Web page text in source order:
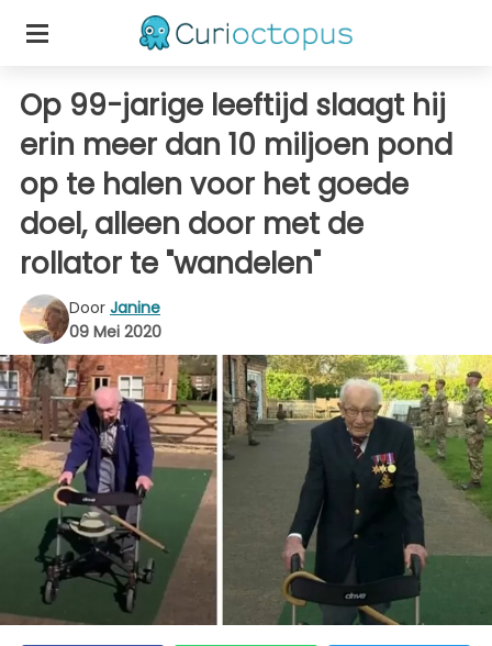
Op 99-jarige leeftijd slaagt hij
erin meer dan 10 miljoen pond
op te halen voor het goede
doel, alleen door met de
rollator te "wandelen"
Door Janine
09 Mei 2020